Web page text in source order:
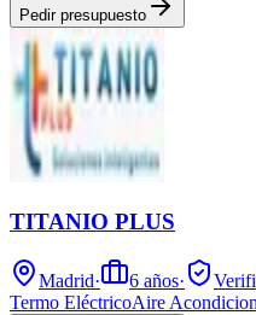
Pedir presupuesto
TITANIO PLUS
Madrid· 6 años·
Termo EléctricoAire